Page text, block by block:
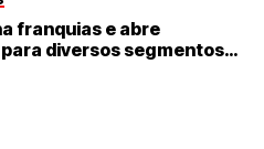
franquias e abre
diversos segmentos